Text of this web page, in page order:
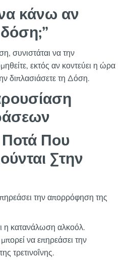
κάνω αν
συνιστάται να την
εκτός αν κοντεύει η ώρα
διπλασιάσετε τη Δόση.
Που
Στην
την απορρόφηση της
η κατανάλωση αλκοόλ.
να επηρεάσει την
τρετινοΐνης.